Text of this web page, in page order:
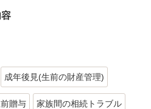
成年後見(生前の財産管理)
贈与 家族間の相続トラブル